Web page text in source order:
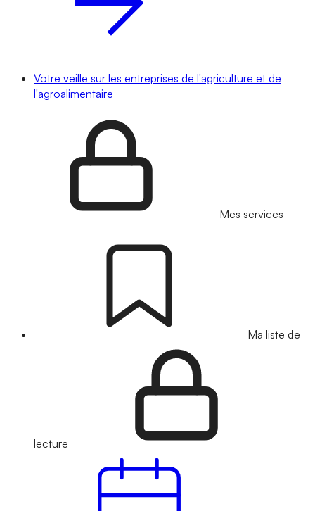
Votre veille sur les entreprises de l'agriculture et de
l'agroalimentaire
Mes services
Ma liste de
lecture